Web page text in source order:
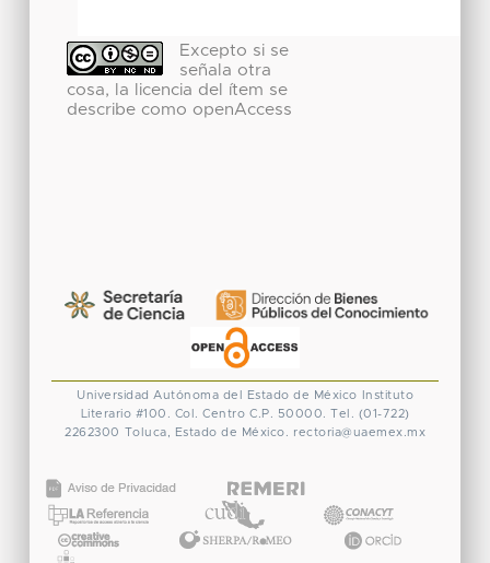
Excepto si se
señala otra
cosa, la licencia del ítem se
describe como openAccess
Universidad Autónoma del Estado de México
Instituto
Literario #100. Col. Centro C.P. 50000. Tel. (01-722)
2262300 Toluca, Estado de México. rectoria@uaemex.mx